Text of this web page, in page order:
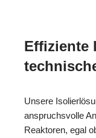
Effiziente
Unsere
anspruchsvolle
Reaktoren, egal